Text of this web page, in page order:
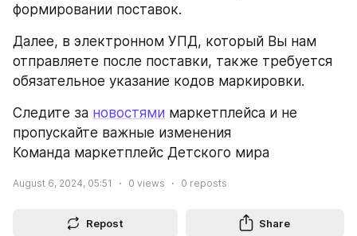
формировании поставок.
Далее, в электронном УПД, который Вы нам
отправляете после поставки, также требуется
обязательное указание кодов маркировки.
Следите за новостями маркетплейса и не
пропускайте важные изменения
Команда маркетплейс Детского мира
August 6, 2024, 05:51 0 views 0 reposts
Repost Share